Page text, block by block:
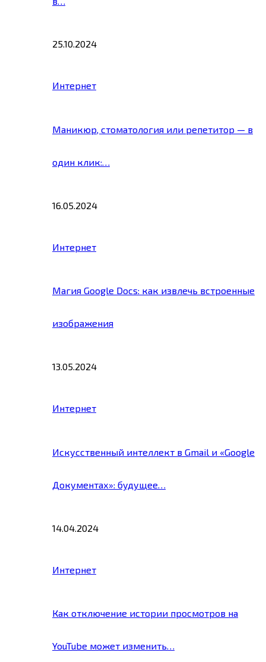
25.10.2024
Интернет
Маникюр, стоматология или репетитор — в
один клик:…
16.05.2024
Интернет
Магия Google Docs: как извлечь встроенные
изображения
13.05.2024
Интернет
Искусственный интеллект в Gmail и «Google
Документах»: будущее…
14.04.2024
Интернет
Как отключение истории просмотров на
YouTube может изменить…